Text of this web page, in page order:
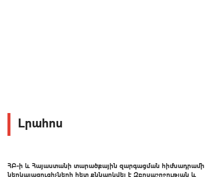
Լրահոս
ՀԲ-ի և Հայաստանի տարածքային զարգացման հիմնադրամի
ներկայացուցիչների հետ քննարկվել է Զբոսաշրջության և